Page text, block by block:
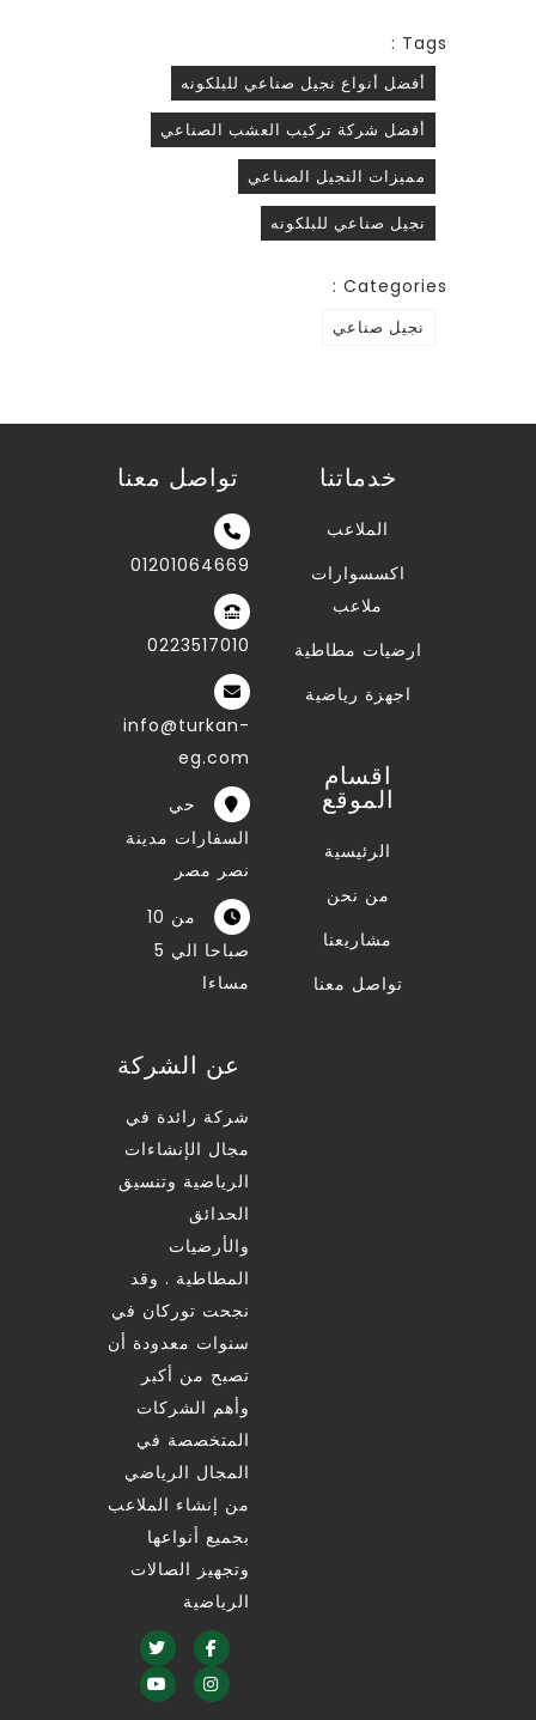
Tags :
أفضل أنواع نجيل صناعي للبلكونه
أفضل شركة تركيب العشب الصناعي
مميزات النجيل الصناعي
نجيل صناعي للبلكونه
Categories :
نجيل صناعي
تواصل معنا
01201064669
0223517010
info@turkan-
eg.com
حي
السفارات مدينة
نصر مصر
من 10
صباحا الي 5
مساءا
خدماتنا
الملاعب
اكسسوارات
ملاعب
ارضيات مطاطية
اجهزة رياضية
اقسام
الموقع
الرئيسية
من نحن
مشاريعنا
تواصل معنا
عن الشركة
شركة رائدة في
مجال الإنشاءات
الرياضية وتنسيق
الحدائق
والأرضيات
المطاطية . وقد
نجحت توركان في
سنوات معدودة أن
تصبح من أكبر
وأهم الشركات
المتخصصة في
المجال الرياضي
من إنشاء الملاعب
بجميع أنواعها
وتجهيز الصالات
الرياضية